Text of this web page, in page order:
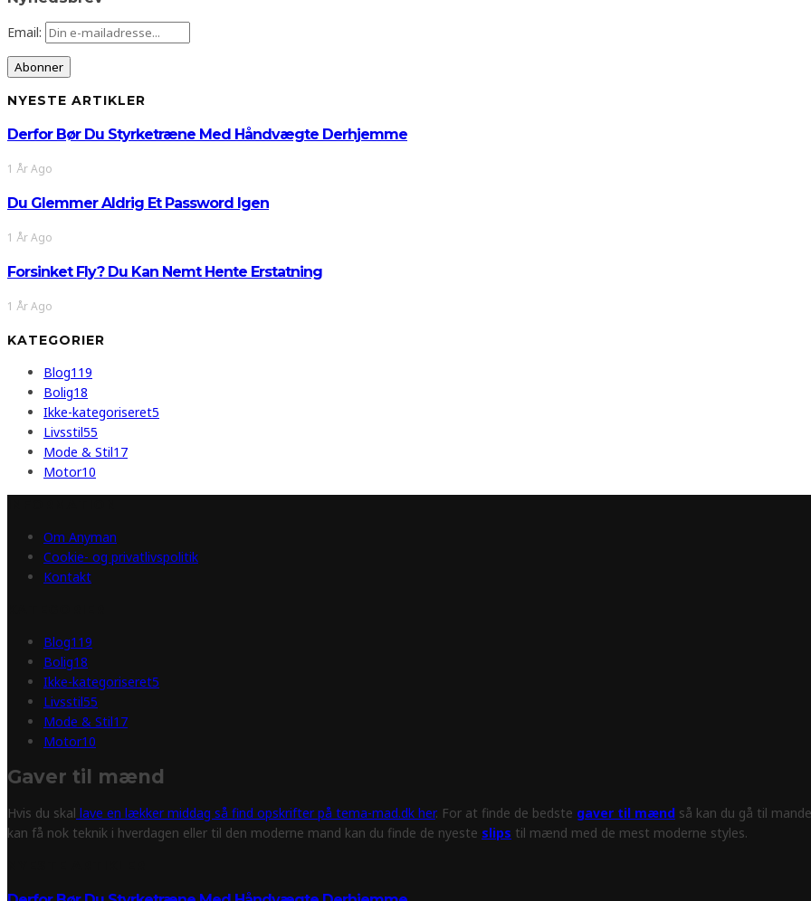
Email:
NYESTE ARTIKLER
Derfor Bør Du Styrketræne Med Håndvægte Derhjemme
1 År Ago
Du Glemmer Aldrig Et Password Igen
1 År Ago
Forsinket Fly? Du Kan Nemt Hente Erstatning
1 År Ago
KATEGORIER
Blog119
Bolig18
Ikke-kategoriseret5
Livsstil55
Mode & Stil17
Motor10
Om Anyman
Cookie- og privatlivspolitik
Kontakt
Blog119
Bolig18
Ikke-kategoriseret5
Livsstil55
Mode & Stil17
Motor10
Gaver til mænd
Hvis du skal lave en lækker middag så find opskrifter på tema-mad.dk her. For at finde de bedste gaver til mænd så kan du gå til
kan få nok teknik i hverdagen eller til den moderne mand kan du finde de nyeste slips til mænd med de mest moderne styles.